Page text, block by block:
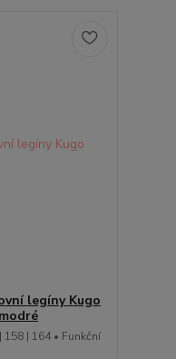
legíny Kugo
| 164 • Funkční